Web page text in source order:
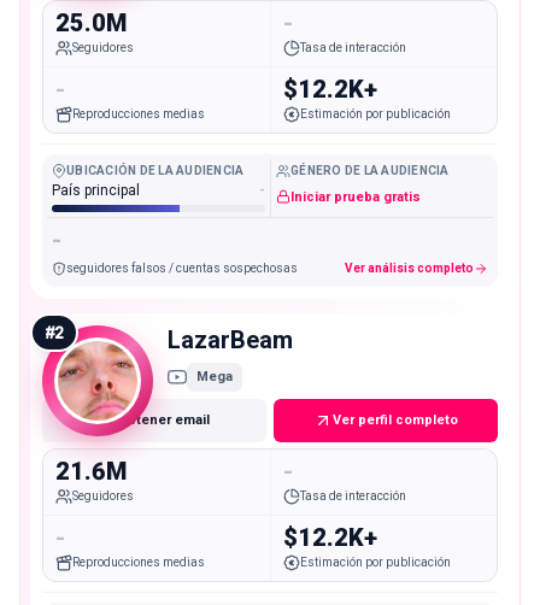
25.0M
Seguidores
-
Tasa de interacción
-
Reproducciones medias
$12.2K+
Estimación por publicación
UBICACIÓN DE LA AUDIENCIA
País principal -
GÉNERO DE LA AUDIENCIA
Iniciar prueba gratis
-
seguidores falsos / cuentas sospechosas Ver análisis completo
#2 LazarBeam
Mega
Obtener email Ver perfil completo
21.6M
Seguidores
-
Tasa de interacción
-
Reproducciones medias
$12.2K+
Estimación por publicación